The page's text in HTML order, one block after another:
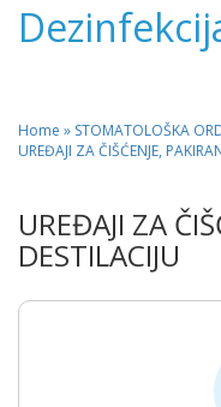
Home » STOMATOLOŠKA
UREĐAJI ZA ČIŠĆENJE,
UREĐAJI ZA
DESTILACIJU